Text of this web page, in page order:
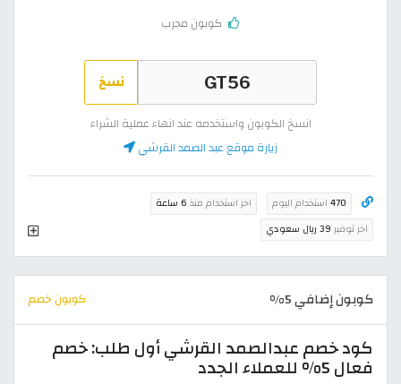
كوبون مجرب
نسخ
انسخ الكوبون واستخدمه عند انهاء عملية الشراء
زيارة موقع عبد الصمد القرشي
470 استخدام اليوم اخر استخدام منذ 6 ساعة
اخر توفير 39 ريال سعودي
كوبون إضافي 5% كوبون خصم
كود خصم عبدالصمد القرشي أول طلب: خصم
فعال 5% للعملاء الجدد